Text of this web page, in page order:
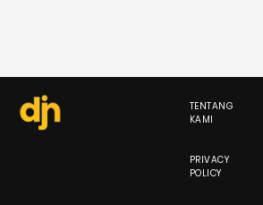
TENTANG
KAMI
PRIVACY
POLICY